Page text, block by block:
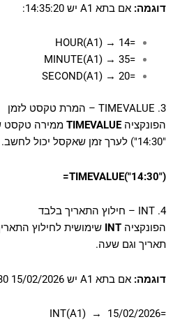
דוגמה: אם בתא A1 יש 14:35:20:
=HOUR(A1) → 14
=MINUTE(A1) → 35
=SECOND(A1) → 20
3. TIMEVALUE – המרת טקסט לזמן
הפונקציהTIMEVALUE ממירה טקסט
"14:30") לערך זמן שאקסל יכול לחשב.
=TIMEVALUE("14:30")
4. INT – חילוץ התאריך בלבד
הפונקציה INT שימושית לחילוץ
תאריך וגם שעה.
דוגמה: אם בתא A1 יש 15/02/2026 14:30:
=INT(A1) → 15/02/2026